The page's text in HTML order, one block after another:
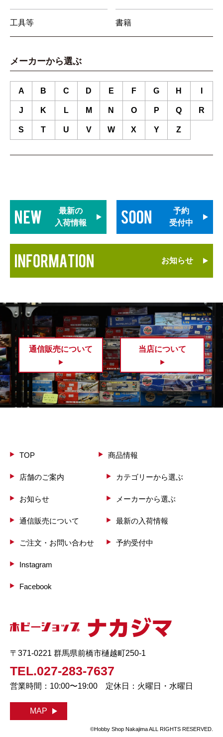
工具等 書籍
メーカーから選ぶ
A B C D E F G H
J K L M N O P Q R
S T U V W X Y Z
最新の
入荷情報
予約
受付中
お知らせ
通信販売について 当店について
TOP
店舗のご案内
お知らせ
通信販売について
ご注文・お問い合わせ
Instagram
Facebook
商品情報
カテゴリーから選ぶ
メーカーから選ぶ
最新の入荷情報
予約受付中
〒371-0221 群馬県前橋市樋越町250-1
TEL.027-283-7637
営業時間：10:00〜19:00 定休日：火曜日・水曜日
MAP
©Hobby Shop Nakajima ALL RIGHTS RESERVED.